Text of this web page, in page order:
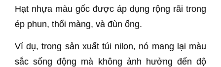
Hạt nhựa màu gốc được áp dụng rộng rãi trong
ép phun, thổi màng, và đùn ống.
Ví dụ, trong sản xuất túi nilon, nó mang lại màu
sắc sống động mà không ảnh hưởng đến độ